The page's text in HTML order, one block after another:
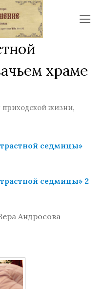
храме
приходской жизни,
седмицы»
седмицы» 2
Андросова